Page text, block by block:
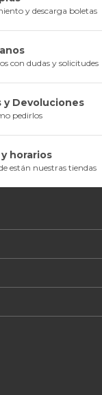
y descarga boletas
con dudas y solicitudes
y Devoluciones
pedirlos
horarios
están nuestras tiendas